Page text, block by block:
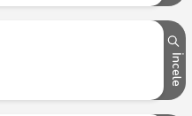
İncele